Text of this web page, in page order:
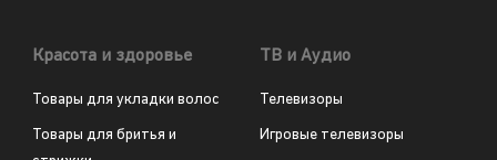
Красота и здоровье
Товары для укладки волос
Товары для бритья и
ТВ и Аудио
Телевизоры
Игровые телевизоры